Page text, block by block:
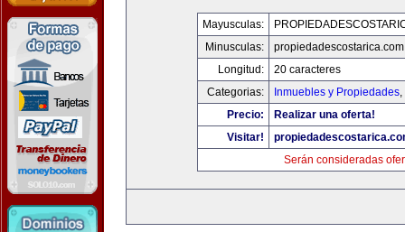
Mayusculas:
Minusculas:
propiedadescostarica.com
Longitud:
20 caracteres
Categorias:
Inmuebles y Propiedades,
Precio:
Realizar una oferta!
Visitar!
Serán consideradas